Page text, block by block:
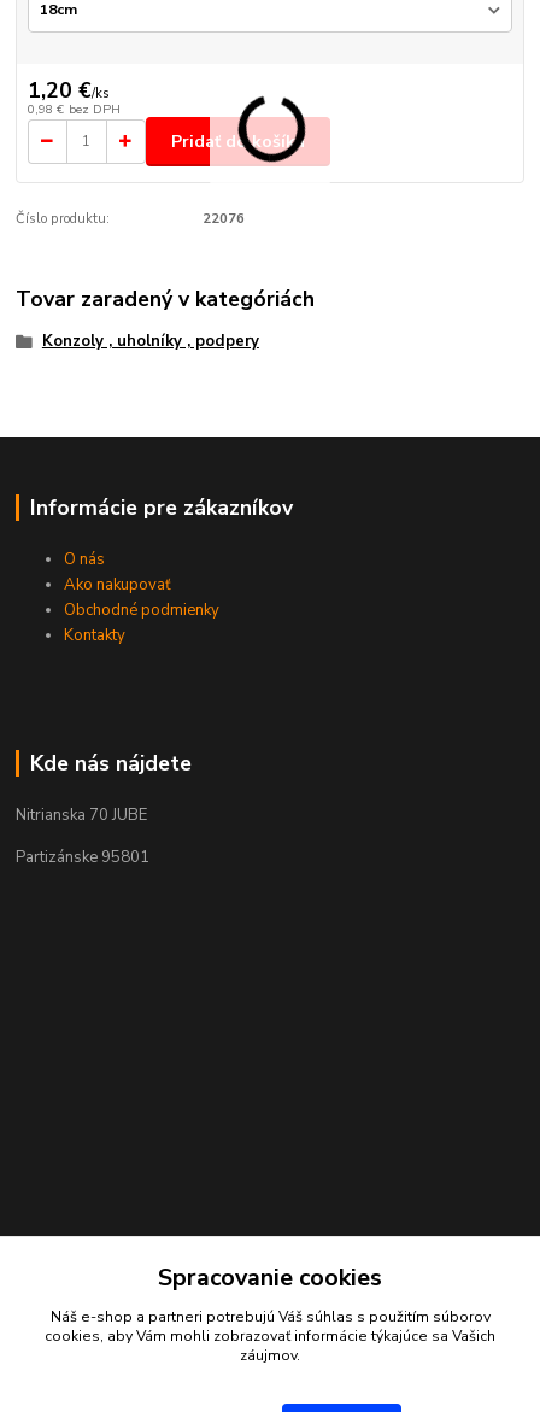
1,20 €/ks
0,98 € bez DPH
Pridať do košíka
Číslo produktu: 22076
Tovar zaradený v kategóriách
Konzoly , uholníky , podpery
Informácie pre zákazníkov
O nás
Ako nakupovať
Obchodné podmienky
Kontakty
Kde nás nájdete
Nitrianska 70 JUBE
Partizánske 95801
Kontakty
+421 903 691 375
Spracovanie cookies
Náš e-shop a partneri potrebujú Váš súhlas s použitím súborov
cookies, aby Vám mohli zobrazovať informácie týkajúce sa Vašich
záujmov.